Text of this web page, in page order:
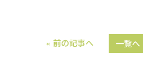
e
« 前の記事へ 一覧へ